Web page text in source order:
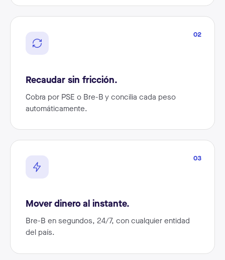
02
Recaudar sin fricción.
Cobra por PSE o Bre-B y concilia cada peso
automáticamente.
03
Mover dinero al instante.
Bre-B en segundos, 24/7, con cualquier entidad
del país.